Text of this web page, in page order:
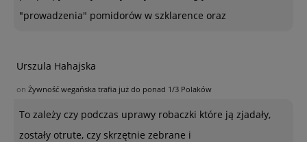
"prowadzenia" pomidorów w szklarence oraz
Urszula Hahajska
on Żywność wegańska trafia już do ponad 1/3 Polaków
To zależy czy podczas uprawy robaczki które ją zjadały,
zostały otrute, czy skrzętnie zebrane i